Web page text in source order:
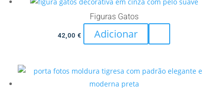
Figuras Gatos
42,00 € Adicionar